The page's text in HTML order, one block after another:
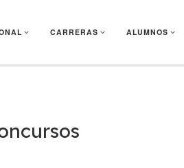
CARRERAS ALUMNOS